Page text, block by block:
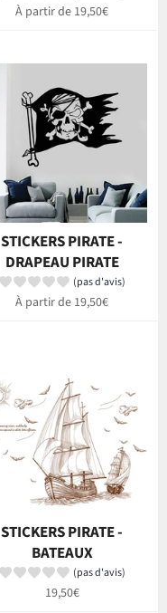
À partir de 19,50€
STICKERS PIRATE -
DRAPEAU PIRATE
(pas d'avis)
À partir de 19,50€
STICKERS PIRATE -
BATEAUX
(pas d'avis)
Prix
19,50€